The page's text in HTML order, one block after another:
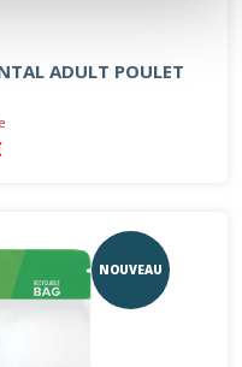
ADULT POULET
NOUVEAU